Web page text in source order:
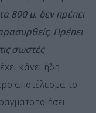
800 μ. δεν πρέπει
Πρέπει
σωστές
κάνει ήδη
αποτέλεσμα το